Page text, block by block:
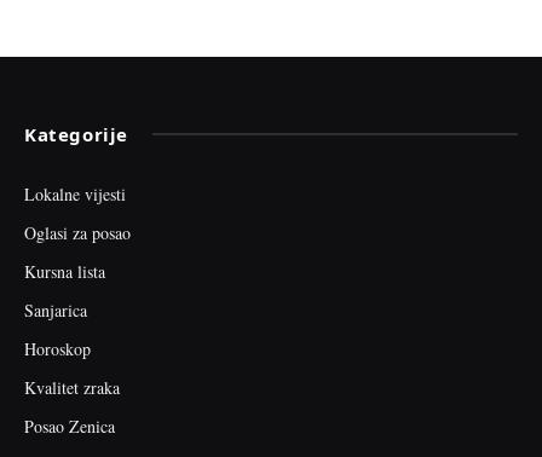
Kategorije
Lokalne vijesti
Oglasi za posao
Kursna lista
Sanjarica
Horoskop
Kvalitet zraka
Posao Zenica